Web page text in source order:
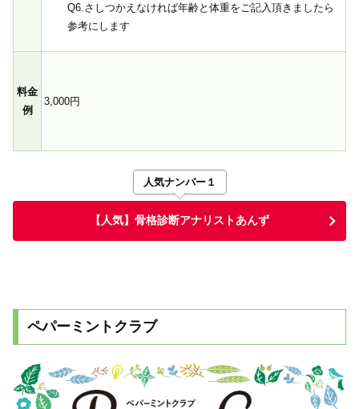
Q6.さしつかえなければ年齢と体重をご記入頂きましたら
参考にします
料金
例
3,000円
人気ナンバー１
【人気】骨格診断アナリストあんず
ペパーミントクラブ